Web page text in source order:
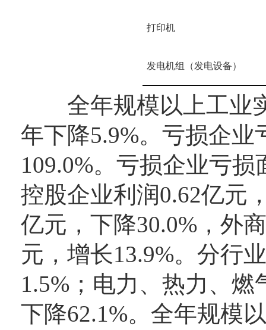
打印机
发电机组（发电设备）
全年规模以上工业实
年下降5.9%。亏损企业
109.0%。亏损企业亏
控股企业利润0.62亿元
亿元，下降30.0%，外
元，增长13.9%。分行
1.5%；电力、热力、
下降62.1%。全年规模